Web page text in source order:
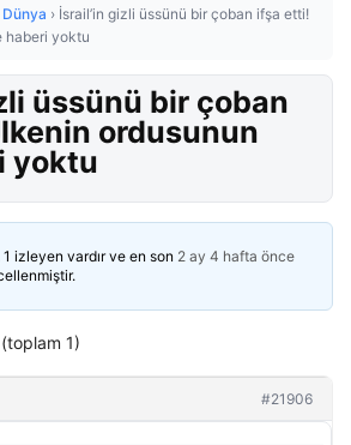
Dünya › İsrail’in gizli üssünü bir çoban ifşa etti!
haberi yoktu
üssünü bir çoban
ordusunun
yoktu
izleyen vardır ve en son 2 ay 4 hafta önce
1)
#21906